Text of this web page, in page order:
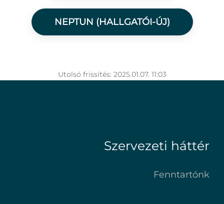
NEPTUN (HALLGATÓI-ÚJ)
Utolsó frissítés: 2025.01.07. 11:03
Szervezeti háttér
Fenntartónk